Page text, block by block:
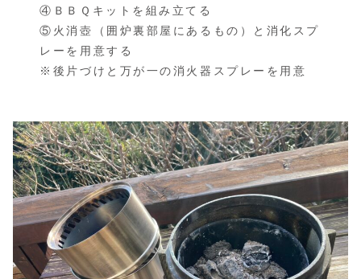
④ＢＢＱキットを組み立てる
⑤火消壺（囲炉裏部屋にあるもの）と消化スプ
レーを用意する
※後片づけと万が一の消火器スプレーを用意